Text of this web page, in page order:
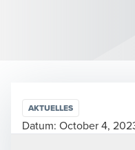
AKTUELLES
Datum: October 4,